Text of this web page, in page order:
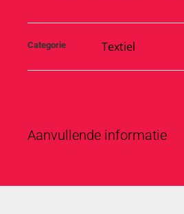
Categorie Textiel
Aanvullende informatie